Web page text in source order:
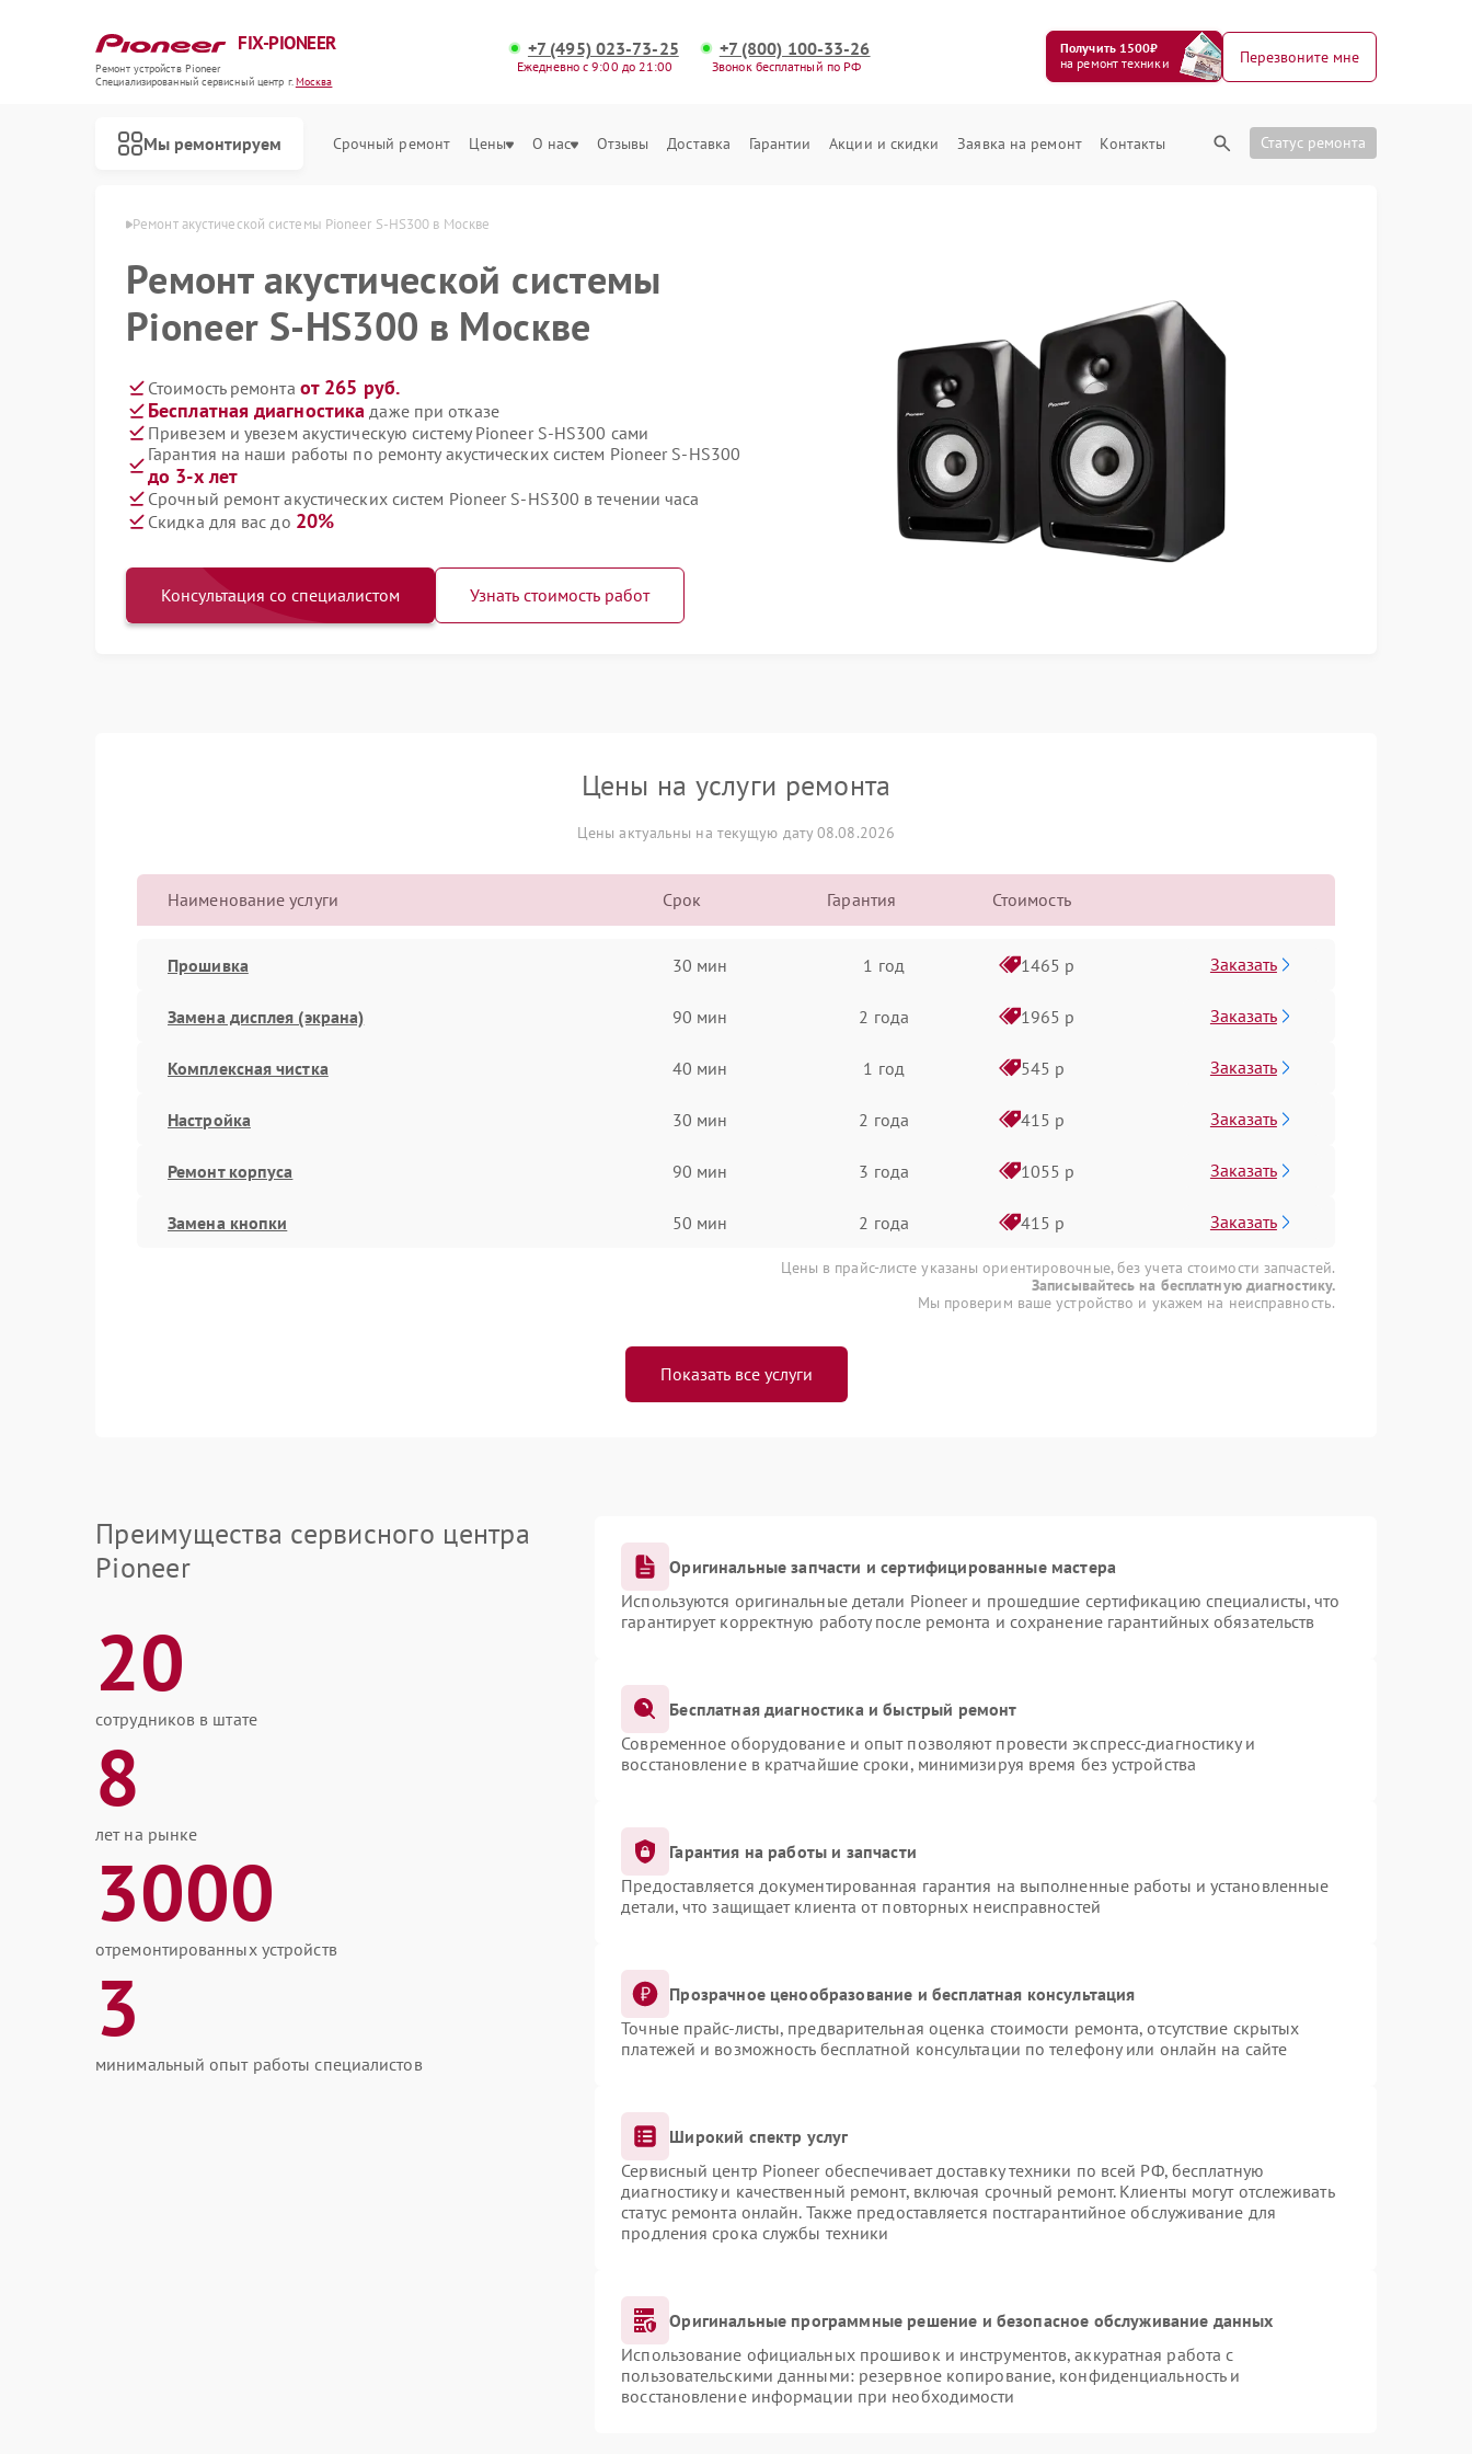
FIX-PIONEER
Ремонт устройств Pioneer
Специализированный cервисный центр г.Москва
+7 (495) 023-73-25
Ежедневно с 9:00 до 21:00
+7 (800) 100-33-26
Звонок бесплатный по РФ
Получить 1500₽
на ремонт техники
Перезвоните мне
Мы ремонтируем Срочный ремонт Цены О нас Отзывы Доставка Гарантии Акции и скидки Заявка на ремонт Контакты Статус ремонта
Pioneer в Москве Ремонт акустической системы Pioneer S-HS300 в Москве
Ремонт акустической системы
Pioneer S-HS300 в Москве
Стоимость ремонта от 265 руб.
Бесплатная диагностика даже при отказе
Привезем и увезем акустическую систему Pioneer S-HS300 сами
Гарантия на наши работы по ремонту акустических систем Pioneer S-HS300
до 3-х лет
Срочный ремонт акустических систем Pioneer S-HS300 в течении часа
Скидка для вас до 20%
Консультация со специалистом Узнать стоимость работ
Цены на услуги ремонта
Цены актуальны на текущую дату 08.08.2026
Наименование услуги Срок Гарантия Стоимость
Прошивка 30 мин 1 год 1465 р Заказать
Замена дисплея (экрана) 90 мин 2 года 1965 р Заказать
Комплексная чистка 40 мин 1 год 545 р Заказать
Настройка 30 мин 2 года 415 р Заказать
Ремонт корпуса 90 мин 3 года 1055 р Заказать
Замена кнопки 50 мин 2 года 415 р Заказать
Цены в прайс-листе указаны ориентировочные, без учета стоимости запчастей.
Записывайтесь на бесплатную диагностику.
Мы проверим ваше устройство и укажем на неисправность.
Показать все услуги
Преимущества сервисного центра
Pioneer
20
сотрудников в штате
8
лет на рынке
3000
отремонтированных устройств
3
минимальный опыт работы специалистов
Оригинальные запчасти и сертифицированные мастера
Используются оригинальные детали Pioneer и прошедшие сертификацию специалисты, что
гарантирует корректную работу после ремонта и сохранение гарантийных обязательств
Бесплатная диагностика и быстрый ремонт
Современное оборудование и опыт позволяют провести экспресс-диагностику и
восстановление в кратчайшие сроки, минимизируя время без устройства
Гарантия на работы и запчасти
Предоставляется документированная гарантия на выполненные работы и установленные
детали, что защищает клиента от повторных неисправностей
Прозрачное ценообразование и бесплатная консультация
Точные прайс-листы, предварительная оценка стоимости ремонта, отсутствие скрытых
платежей и возможность бесплатной консультации по телефону или онлайн на сайте
Широкий спектр услуг
Сервисный центр Pioneer обеспечивает доставку техники по всей РФ, бесплатную
диагностику и качественный ремонт, включая срочный ремонт. Клиенты могут отслеживать
статус ремонта онлайн. Также предоставляется постгарантийное обслуживание для
продления срока службы техники
Оригинальные программные решение и безопасное обслуживание данных
Использование официальных прошивок и инструментов, аккуратная работа с
пользовательскими данными: резервное копирование, конфиденциальность и
восстановление информации при необходимости